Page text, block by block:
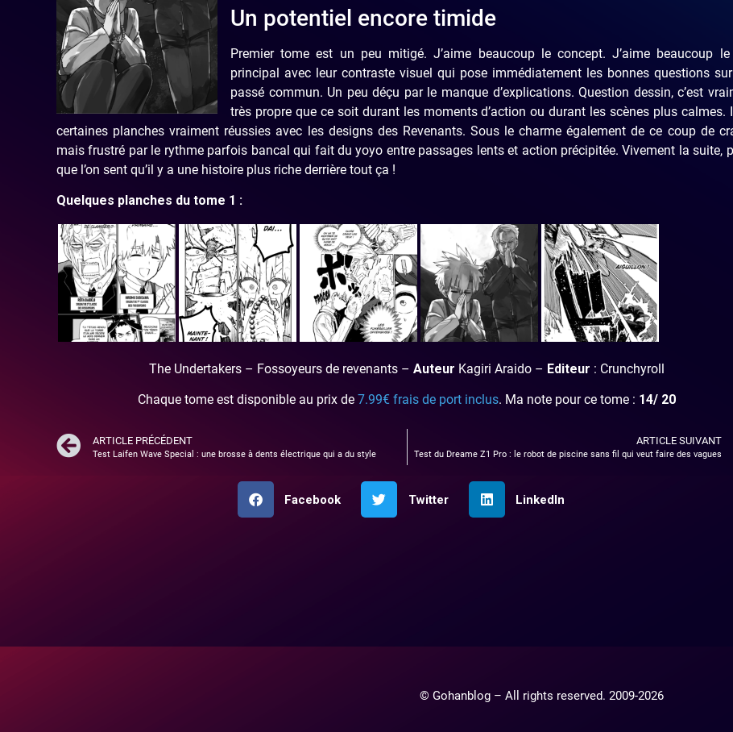
Un potentiel encore timide
Premier tome est un peu mitigé. J’aime beaucoup le concept. J’aime beaucoup
principal avec leur contraste visuel qui pose immédiatement les bonnes questions
passé commun. Un peu déçu par le manque d’explications. Question dessin, c’est
très propre que ce soit durant les moments d’action ou durant les scènes plus calmes.
certaines planches vraiment réussies avec les designs des Revenants. Sous le charme également de ce coup de
mais frustré par le rythme parfois bancal qui fait du yoyo entre passages lents et action précipitée. Vivement la suite,
que l’on sent qu’il y a une histoire plus riche derrière tout ça !
Quelques planches du tome 1 :
The Undertakers – Fossoyeurs de revenants –Auteur Kagiri Araido – Editeur : Crunchyroll
Chaque tome est disponible au prix de7.99€ frais de port inclus. Ma note pour ce tome : 14/ 20
ARTICLE PRÉCÉDENT
Test Laifen Wave Special : une brosse à dents électrique qui a du style
ARTICLE SUIVANT
Test du Dreame Z1 Pro : le robot de piscine sans fil qui veut faire des vagues
Facebook Twitter LinkedIn
© Gohanblog – All rights reserved. 2009-2026